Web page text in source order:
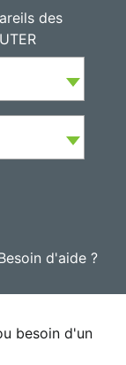
des
d'aide ?
besoin d'un